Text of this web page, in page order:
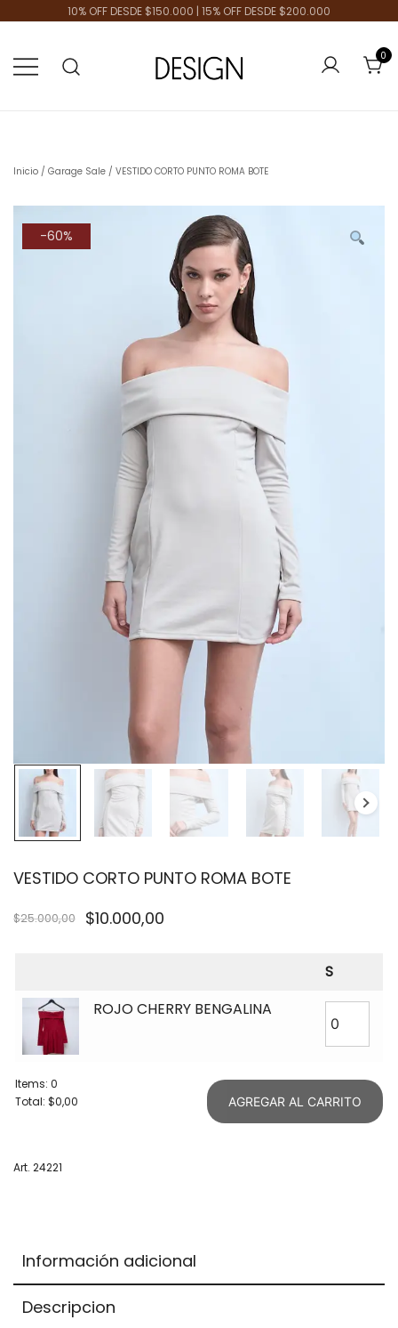
10% OFF DESDE $150.000 | 15% OFF DESDE $200.000
ENVÍOS A TODO EL PAÍS | VENTA MAYORISTA
0
Inicio / Garage Sale / VESTIDO CORTO PUNTO ROMA BOTE
-60%
VESTIDO CORTO PUNTO ROMA BOTE
$25.000,00 $10.000,00
S
ROJO CHERRY BENGALINA
Items: 0
Total: $0,00
Your
AGREGAR AL CARRITO
Art. 24221
Información adicional
Descripcion